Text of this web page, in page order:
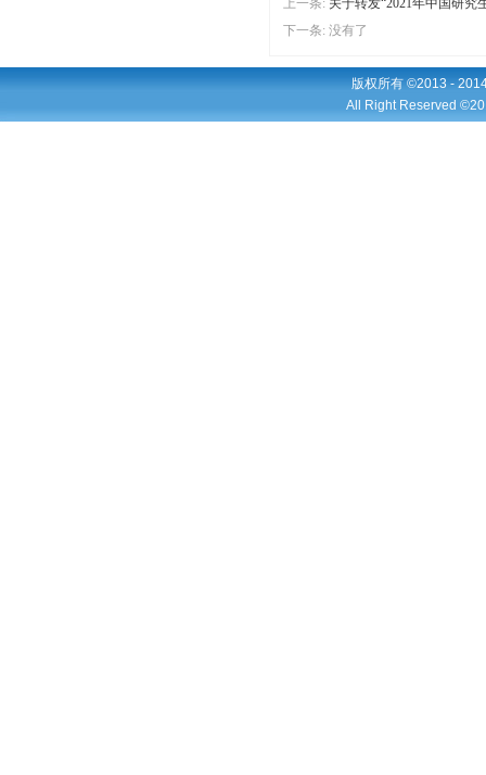
上一条: 关于转发“2021年中国研究
下一条: 没有了
版权所有 ©2013 -
All Right Reserved